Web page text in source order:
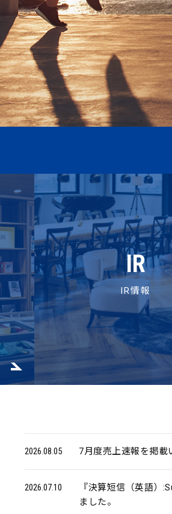
IR
IR情報
2026.08.05 7月度売上速報を掲載
2026.07.10
『決算短信（英語）
ました。